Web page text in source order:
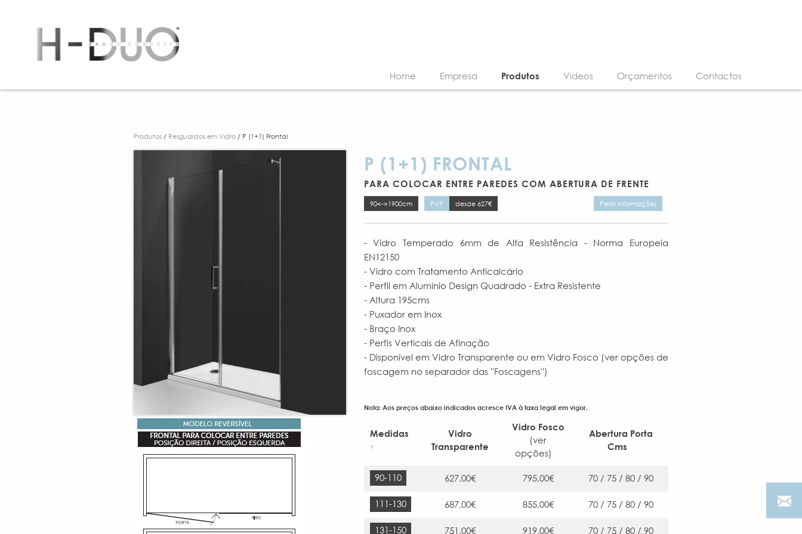
Home Empresa Produtos Vídeos Orçamentos Contactos
Produtos / Resguardos em Vidro / P (1+1) Frontal
P (1+1) FRONTAL
PARA COLOCAR ENTRE PAREDES COM ABERTURA DE FRENTE
90<->1900cm PVP desde 627€ Pedir informações
- Vidro Temperado 6mm de Alta Resistência - Norma Europeia
EN12150
- Vidro com Tratamento Anticalcário
- Perfil em Alumínio Design Quadrado - Extra Resistente
- Altura 195cms
- Puxador em Inox
- Braço Inox
- Perfis Verticais de Afinação
- Disponível em Vidro Transparente ou em Vidro Fosco (ver opções de
foscagem no separador das ''Foscagens'')
Nota: Aos preços abaixo indicados acresce IVA à taxa legal em vigor.
Medidas
?
Vidro
Transparente
Vidro Fosco
(ver
opções)
Abertura Porta
Cms
90-110 627,00€ 795,00€ 70 / 75 / 80 / 90
111-130 687,00€ 855,00€ 70 / 75 / 80 / 90
131-150 751,00€ 919,00€ 70 / 75 / 80 / 90